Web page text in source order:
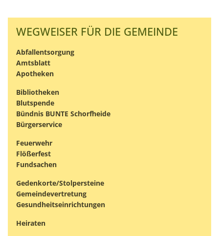
WEGWEISER FÜR DIE GEMEINDE
Abfallentsorgung
Amtsblatt
Apotheken
Bibliotheken
Blutspende
Bündnis BUNTE Schorfheide
Bürgerservice
Feuerwehr
Flößerfest
Fundsachen
Gedenkorte/Stolpersteine
Gemeindevertretung
Gesundheitseinrichtungen
Heiraten